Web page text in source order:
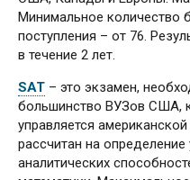
Минимальное количество
поступления – от 76.
в течение 2 лет.
SAT – это экзамен,
большинство ВУЗов США,
управляется
рассчитан на
аналитических